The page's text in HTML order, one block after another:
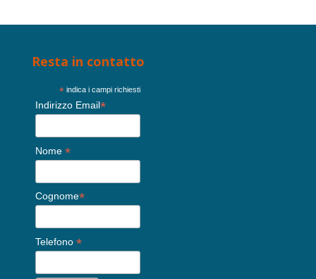
Resta in contatto
*indica i campi richiesti
Indirizzo Email*
Nome *
Cognome*
Telefono *